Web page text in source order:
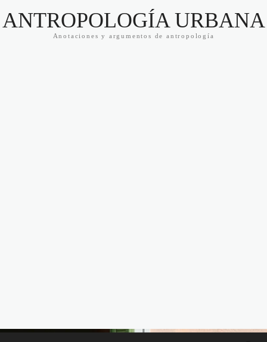
ANTROPOLOGÍA URBANA
Anotaciones y argumentos de antropología